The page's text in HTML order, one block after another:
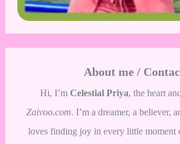
About me /
Hi, I’m Celestial Priya, the heart
Zaivoo.com. I’m a dreamer, a believer,
loves finding joy in every little moment